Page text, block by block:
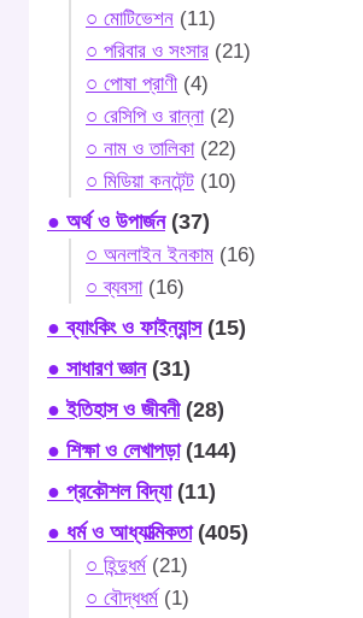
○ মোটিভেশন (11)
○ পরিবার ও সংসার (21)
○ পোষা প্রাণী (4)
○ রেসিপি ও রান্না(2)
○ নাম ও তালিকা(22)
○ মিডিয়া কনটেন্ট (10)
● অর্থ ও উপার্জন(37)
○ অনলাইন ইনকাম (16)
○ ব্যবসা(16)
● ব্যাংকিং ও ফাইন্যান্স(15)
● সাধারণ জ্ঞান(31)
● ইতিহাস ও জীবনী(28)
● শিক্ষা ও লেখাপড়া(144)
● প্রকৌশল বিদ্যা(11)
● ধর্ম ও আধ্যাত্মিকতা(405)
○ হিন্দুধর্ম (21)
○ বৌদ্ধধর্ম (1)